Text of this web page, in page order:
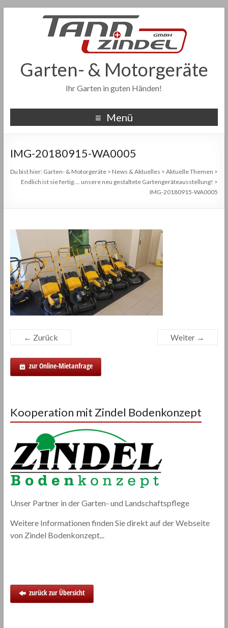
Garten- & Motorgeräte
Ihr Garten in guten Händen!
Menü
IMG-20180915-WA0005
Du bist hier: Garten- & Motorgeräte > News & Aktuelles >Aktuelle Themen >
Endlich ist sie fertig…. unsere neu gestaltete Gartengeräteausstellung! >
IMG-20180915-WA0005
← Zurück Weiter →
zur Online-Mietanfrage
Kooperation mit Zindel Bodenkonzept
Unser Partner in der Garten- und Landschaftspflege
Weitere Informationen finden Sie direkt auf der Webseite
von Zindel Bodenkonzept...
zurück zur Übersicht